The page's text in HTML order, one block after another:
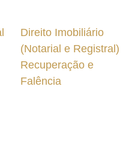
Direito Imobiliário
(Notarial e Registral)
Recuperação e
Falência